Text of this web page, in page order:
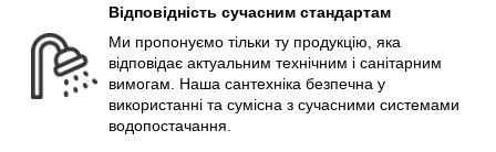
Відповідність сучасним стандартам
Ми пропонуємо тільки ту продукцію, яка
відповідає актуальним технічним і санітарним
вимогам. Наша сантехніка безпечна у
використанні та сумісна з сучасними системами
водопостачання.